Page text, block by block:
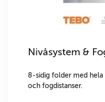
Nivåsystem &
8-sidig folder med hela
och fogdistanser.